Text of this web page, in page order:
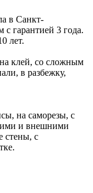
в Санкт-
с гарантией 3 года.
лет.
клей, со сложным
в разбежку,
на саморезы, с
и внешними
стены, с